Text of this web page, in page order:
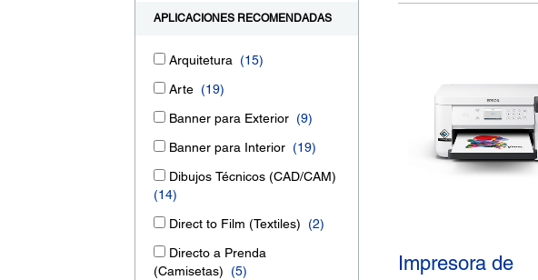
APLICACIONES RECOMENDADAS
Arquitetura (15)
Arte (19)
Banner para Exterior (9)
Banner para Interior (19)
Dibujos Técnicos (CAD/CAM)
(14)
Direct to Film (Textiles) (2)
Directo a Prenda
(Camisetas) (5)
Impresora de